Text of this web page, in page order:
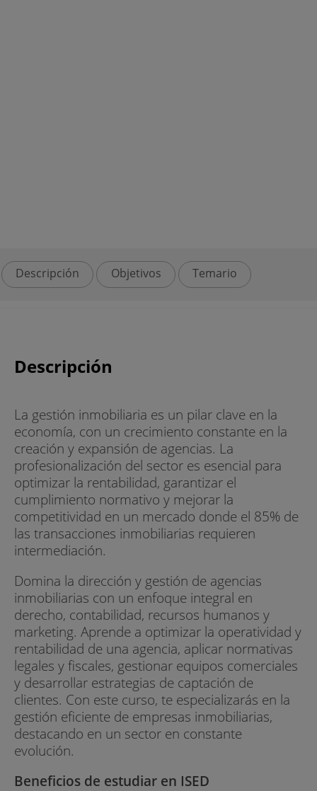
Descripción Objetivos Temario
Descripción
La gestión inmobiliaria es un pilar clave en la
economía, con un crecimiento constante en la
creación y expansión de agencias. La
profesionalización del sector es esencial para
optimizar la rentabilidad, garantizar el
cumplimiento normativo y mejorar la
competitividad en un mercado donde el 85% de
las transacciones inmobiliarias requieren
intermediación.
Domina la dirección y gestión de agencias
inmobiliarias con un enfoque integral en
derecho, contabilidad, recursos humanos y
marketing. Aprende a optimizar la operatividad y
rentabilidad de una agencia, aplicar normativas
legales y fiscales, gestionar equipos comerciales
y desarrollar estrategias de captación de
clientes. Con este curso, te especializarás en la
gestión eficiente de empresas inmobiliarias,
destacando en un sector en constante
evolución.
Beneficios de estudiar en ISED